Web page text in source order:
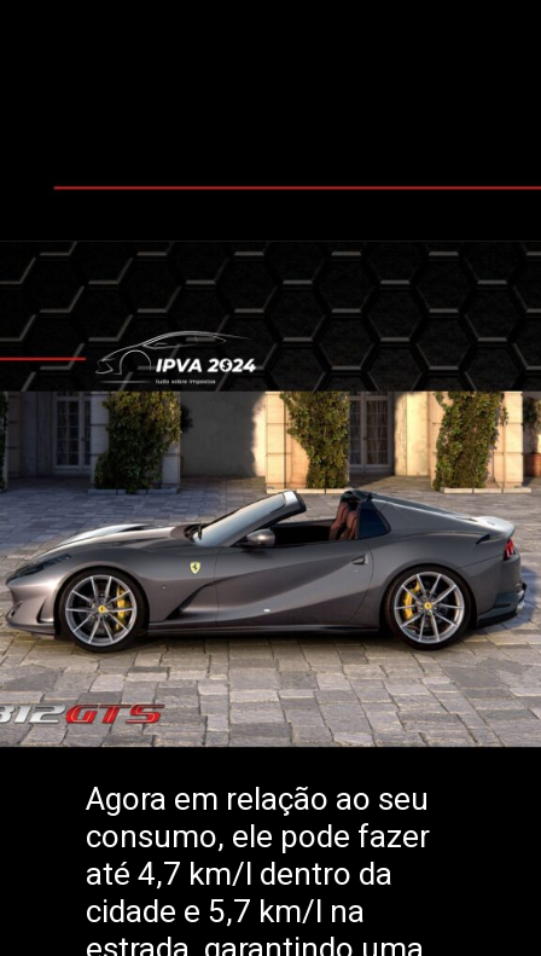
Agora em relação ao seu
consumo, ele pode fazer
até 4,7 km/l dentro da
cidade e 5,7 km/l na
estrada, garantindo uma